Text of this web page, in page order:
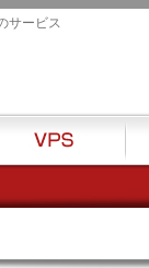
サービス
ハ